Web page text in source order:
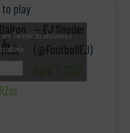
to play
— EJ Snyder
(@FootballEJ)
April 7, 2023
um Twitter zu aktivieren